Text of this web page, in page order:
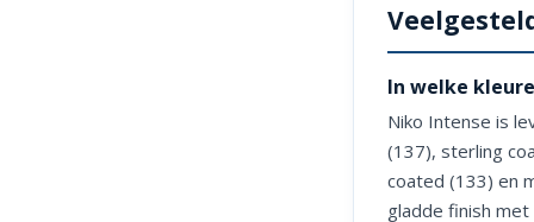
In welke
Niko Intense is
(137), sterling
coated (133) en
gladde finish